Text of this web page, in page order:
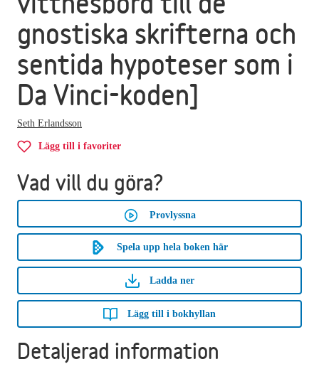
gnostiska skrifterna och
sentida hypoteser som i
Da Vinci-koden]
Seth Erlandsson
Lägg till i favoriter
Vad vill du göra?
Provlyssna
Spela upp hela boken här
Ladda ner
Lägg till i bokhyllan
Detaljerad information